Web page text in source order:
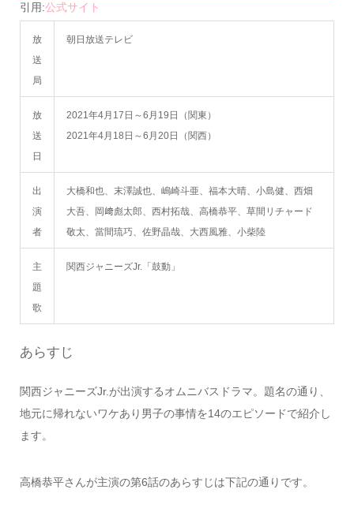
引用:公式サイト
放
送
局
朝日放送テレビ
放
送
日
2021年4月17日～6月19日（関東）
2021年4月18日～6月20日（関西）
出
演
者
大橋和也、末澤誠也、嶋崎斗亜、福本大晴、小島健、西畑
大吾、岡﨑彪太郎、西村拓哉、高橋恭平、草間リチャード
敬太、當間琉巧、佐野晶哉、大西風雅、小柴陸
主
題
歌
関西ジャニーズJr.「鼓動」
あらすじ
関西ジャニーズJr.が出演するオムニバスドラマ。題名の通り、
地元に帰れないワケあり男子の事情を14のエピソードで紹介し
ます。
高橋恭平さんが主演の第6話のあらすじは下記の通りです。